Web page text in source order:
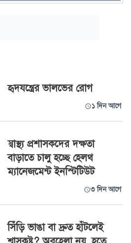
হৃদযন্ত্রের ভালভের রোগ
১ দিন আগে
স্বাস্থ্য প্রশাসকদের দক্ষতা
বাড়াতে চালু হচ্ছে হেলথ
ম্যানেজমেন্ট ইনস্টিটিউট
৩ দিন আগে
সিঁড়ি ভাঙা বা দ্রুত হাঁটলেই